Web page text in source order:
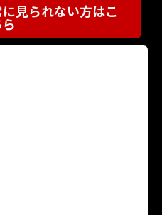
見られない方はこ